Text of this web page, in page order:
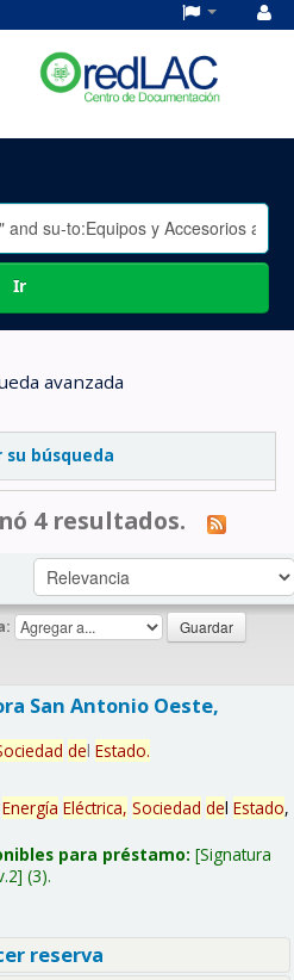
Ir
avanzada
su búsqueda
4 resultados.
San Antonio Oeste,
del Estado.
Energía Eléctrica, Sociedad del Estado,
para préstamo: Signatura
(3).
reserva